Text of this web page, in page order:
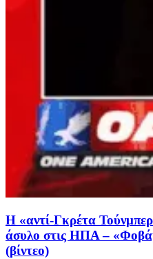
Η «αντί-Γκρέτα
άσυλο στις ΗΠΑ –
(βίντεο)